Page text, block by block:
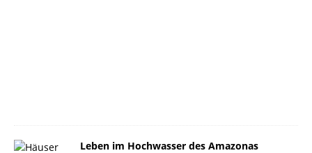
Leben im Hochwasser des Amazonas